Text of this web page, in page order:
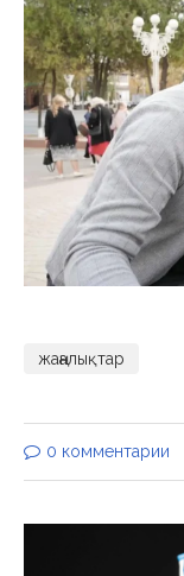
жаңалықтар
0 комментарии